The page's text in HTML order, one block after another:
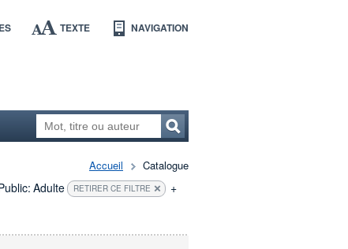
TEXTE NAVIGATION
Accueil Catalogue
Adulte RETIRER CE FILTRE
+